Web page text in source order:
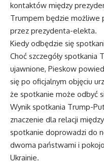
kontaktów między
Trumpem będzie możliwe
przez prezydenta-elekta.
Kiedy odbędzie się
Choć szczegóły spotkania
ujawnione, Pieskow
się po oficjalnym objęciu
że spotkanie może odbyć
Wynik spotkania Trump-
znaczenie dla relacji
spotkanie doprowadzi do
dwoma państwami i
Ukrainie.